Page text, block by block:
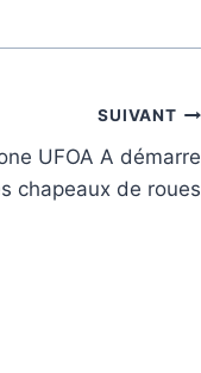
SUIVANT
UFOA A démarre
chapeaux de roues